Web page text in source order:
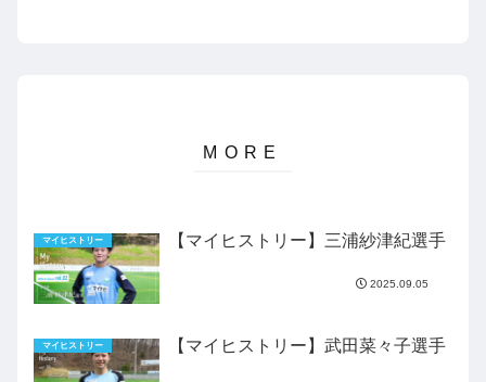
マイヒストリー 【マイヒストリー】三浦紗津紀選手
2025.09.05
マイヒストリー 【マイヒストリー】武田菜々子選手